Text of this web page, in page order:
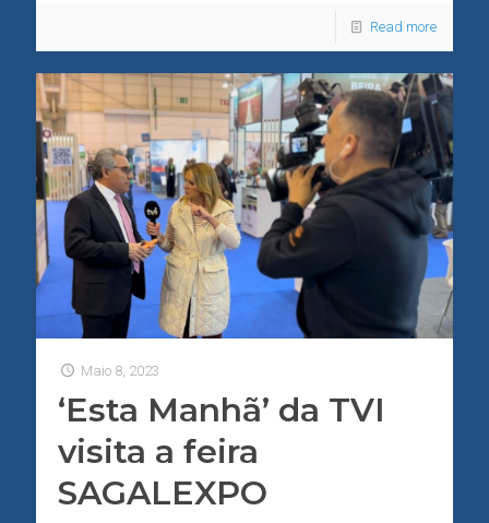
Read more
Maio 8, 2023
‘Esta Manhã’ da TVI
visita a feira
SAGALEXPO